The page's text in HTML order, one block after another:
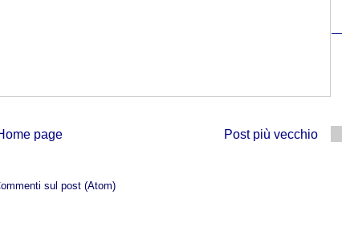
Post più vecchio
page
sul post (Atom)